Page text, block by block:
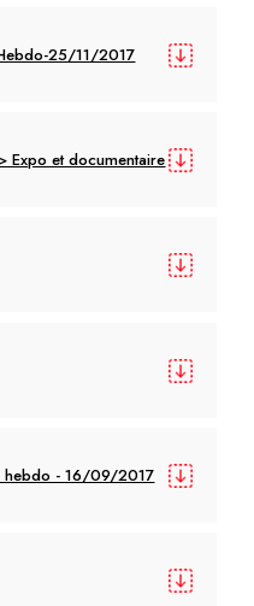
25/11/2017
Expo et documentaire
hebdo - 16/09/2017